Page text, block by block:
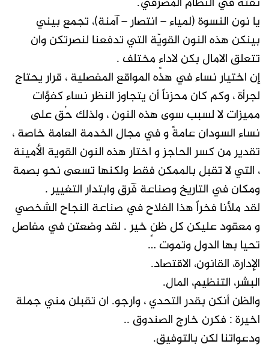
يا نون النسوة (لمياء – انتصار – آمنة)، تجمع بيني
بينكن هذه النون القويّة التي تدفعنا لنصرتكن وان
تتعلق الامال بكن لاداءٍ مختلف .
إن اختيار نساء في هذه المواقع المفصلية ، قرار يحتاج
لجرأة ، وكم كان محزناً أن يتجاوز النظر نساء كفؤات
مميزات لا لسبب سوى هذه النون ، ولذلك حُق على
نساء السودان عامةً و في مجال الخدمة العامة خاصة ،
تقدير من كسر الحاجز و اختار هذه النون القوية الأمينة
، التي لا تقبل بالممكن فقط ولكنها تسعى نحو بصمة
ومكان في التاريخ وصناعة فٓرق وابتدار التغيير .
لقد ملأنا فخراً هذا الفلاح في صناعة النجاح الشخصي
و معقود عليكن كل ظنٍ خير . لقد وضعتن في مفاصل
تحيا بها الدول وتموت …
الإدارة، القانون، الاقتصاد.
البشر، التنظيم، المال.
والظن أنكن بقدر التحدي ، وارجو. ان تقبلن مني جملة
اخيرة : فكرن خارج الصندوق ..
ودعواتنا لكن بالتوفيق.